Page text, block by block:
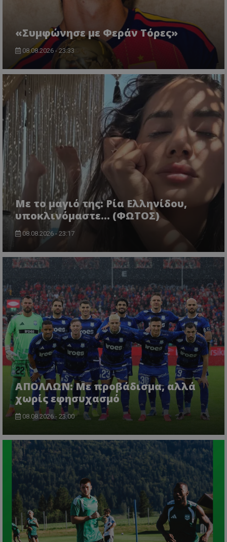
«Συμφώνησε με Φεράν Τόρες»
08.08.2026 - 23:33
Με το μαγιό της: Ρία Ελληνίδου,
υποκλινόμαστε… (ΦΩΤΟΣ)
08.08.2026 - 23:17
ΑΠΟΛΛΩΝ: Με προβάδισμα, αλλά
χωρίς εφησυχασμό
08.08.2026 - 23:00